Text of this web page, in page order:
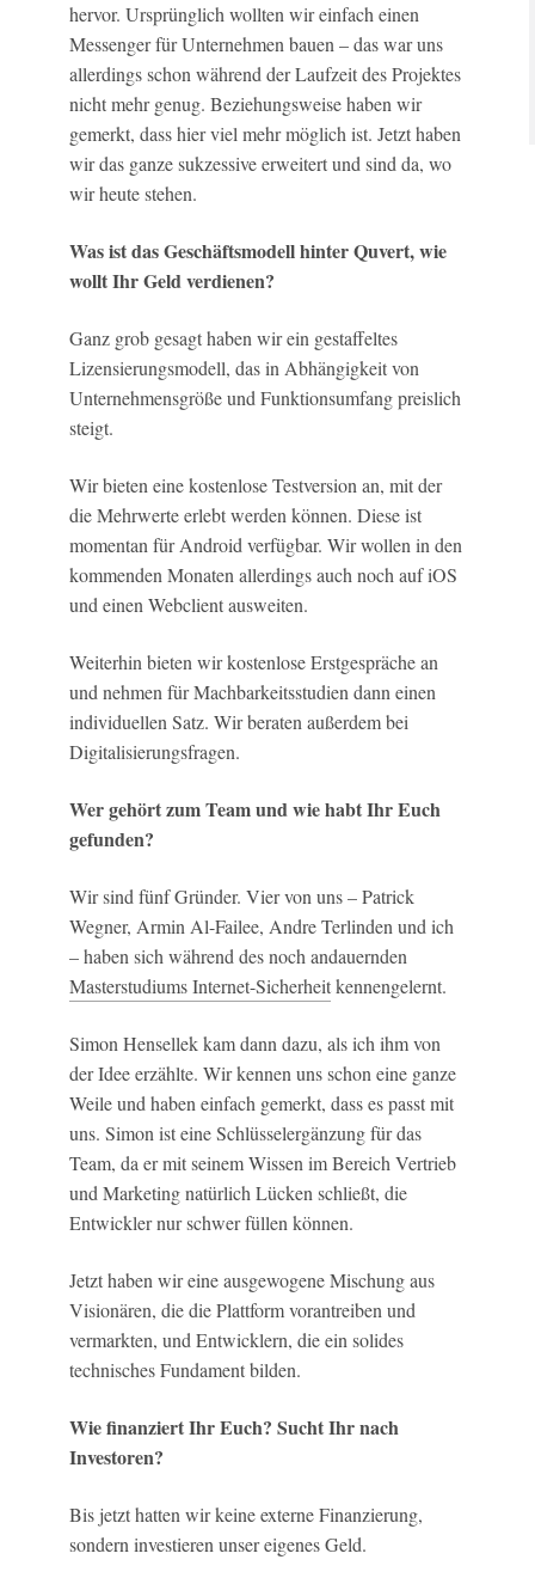
hervor. Ursprünglich wollten wir einfach einen
Messenger für Unternehmen bauen – das war uns
allerdings schon während der Laufzeit des Projektes
nicht mehr genug. Beziehungsweise haben wir
gemerkt, dass hier viel mehr möglich ist. Jetzt haben
wir das ganze sukzessive erweitert und sind da, wo
wir heute stehen.
Was ist das Geschäftsmodell hinter Quvert, wie
wollt Ihr Geld verdienen?
Ganz grob gesagt haben wir ein gestaffeltes
Lizensierungsmodell, das in Abhängigkeit von
Unternehmensgröße und Funktionsumfang preislich
steigt.
Wir bieten eine kostenlose Testversion an, mit der
die Mehrwerte erlebt werden können. Diese ist
momentan für Android verfügbar. Wir wollen in den
kommenden Monaten allerdings auch noch auf iOS
und einen Webclient ausweiten.
Weiterhin bieten wir kostenlose Erstgespräche an
und nehmen für Machbarkeitsstudien dann einen
individuellen Satz. Wir beraten außerdem bei
Digitalisierungsfragen.
Wer gehört zum Team und wie habt Ihr Euch
gefunden?
Wir sind fünf Gründer. Vier von uns – Patrick
Wegner, Armin Al-Failee, Andre Terlinden und ich
– haben sich während des noch andauernden
Masterstudiums Internet-Sicherheitkennengelernt.
Simon Hensellek kam dann dazu, als ich ihm von
der Idee erzählte. Wir kennen uns schon eine ganze
Weile und haben einfach gemerkt, dass es passt mit
uns. Simon ist eine Schlüsselergänzung für das
Team, da er mit seinem Wissen im Bereich Vertrieb
und Marketing natürlich Lücken schließt, die
Entwickler nur schwer füllen können.
Jetzt haben wir eine ausgewogene Mischung aus
Visionären, die die Plattform vorantreiben und
vermarkten, und Entwicklern, die ein solides
technisches Fundament bilden.
Wie finanziert Ihr Euch? Sucht Ihr nach
Investoren?
Bis jetzt hatten wir keine externe Finanzierung,
sondern investieren unser eigenes Geld.